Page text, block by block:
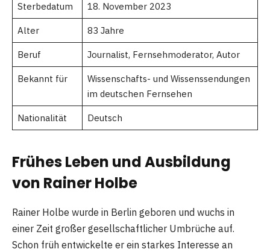
Sterbedatum 18. November 2023
Alter 83 Jahre
Beruf Journalist, Fernsehmoderator, Autor
Bekannt für
Wissenschafts- und Wissenssendungen
im deutschen Fernsehen
Nationalität Deutsch
Frühes Leben und Ausbildung
von Rainer Holbe
Rainer Holbe wurde in Berlin geboren und wuchs in
einer Zeit großer gesellschaftlicher Umbrüche auf.
Schon früh entwickelte er ein starkes Interesse an